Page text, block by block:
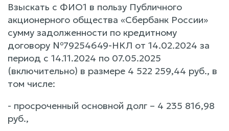
Взыскать с ФИО1 в пользу Публичного
акционерного общества «Сбербанк России»
сумму задолженности по кредитному
договору №79254649-НКЛ от 14.02.2024 за
период с 14.11.2024 по 07.05.2025
(включительно) в размере 4 522 259,44 руб., в
том числе:
- просроченный основной долг – 4 235 816,98
руб.,